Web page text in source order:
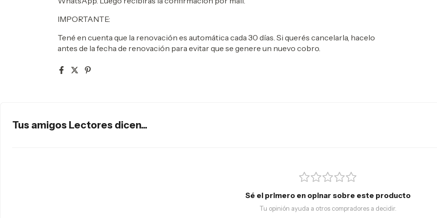
IMPORTANTE:
Tené en cuenta que la renovación es automática cada 30 días. Si querés cancelarla, hacelo
antes de la fecha de renovación para evitar que se genere un nuevo cobro.
Tus amigos Lectores dicen...
Sé el primero en opinar sobre este producto
Tu opinión ayuda a otros compradores a decidir.